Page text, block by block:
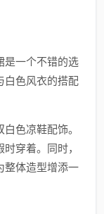
是一个不错的选
白色风衣的搭配
色凉鞋配饰。
穿着。同时，
整体造型增添一